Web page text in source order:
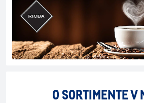
O SORTIMENTE V